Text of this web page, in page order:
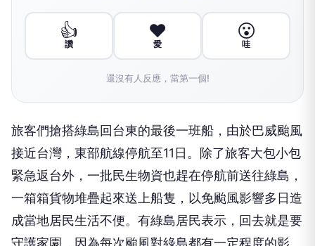
👍
讚
❤️
愛
😮
哇
還沒有人反應，當第一個!
旅客們搶搭綠島回台東的最後一班船，由於巴威颱風
接近台灣，東部航線停航至11日。除了旅客大包小包
緊急返台外，一批民生物資也趕在停航前送往綠島，
一箱箱貨物堆疊起來送上船隻，以免颱風影響多日造
成當地居民生活不便。有綠島居民表示，回去就是要
守護家園，因為每次颱風對綠島都有一定程度的影